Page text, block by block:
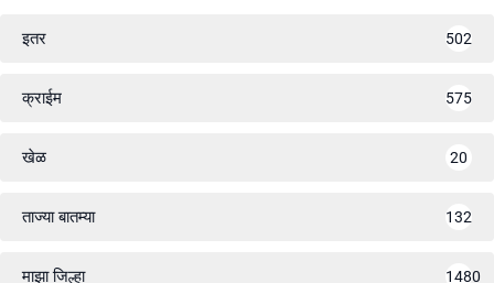
इतर 502
क्राईम 575
खेळ 20
ताज्या बातम्या 132
माझा जिल्हा 1480